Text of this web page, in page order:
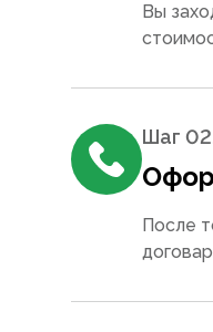
Вы
Шаг 02
После